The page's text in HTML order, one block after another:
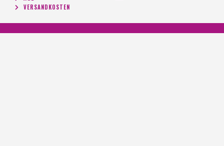
VERSANDKOSTEN